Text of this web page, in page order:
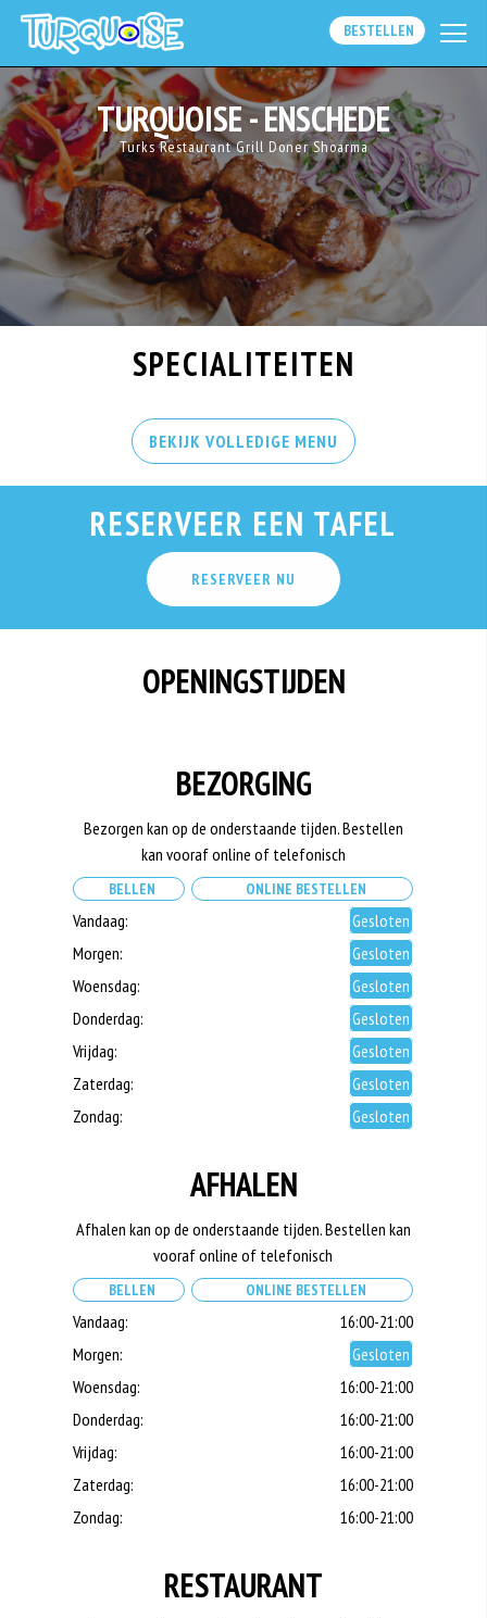
BESTELLEN
TURQUOISE - ENSCHEDE
Turks Restaurant Grill Doner Shoarma
SPECIALITEITEN
BEKIJK VOLLEDIGE MENU
RESERVEER EEN TAFEL
RESERVEER NU
OPENINGSTIJDEN
BEZORGING
Bezorgen kan op de onderstaande tijden. Bestellen
kan vooraf online of telefonisch
BELLEN ONLINE BESTELLEN
Vandaag:
Gesloten
Morgen:
Gesloten
Woensdag:
Gesloten
Donderdag:
Gesloten
Vrijdag:
Gesloten
Zaterdag:
Gesloten
Zondag:
Gesloten
AFHALEN
Afhalen kan op de onderstaande tijden. Bestellen kan
vooraf online of telefonisch
BELLEN ONLINE BESTELLEN
Vandaag:
16:00-21:00
Morgen:
Gesloten
Woensdag:
16:00-21:00
Donderdag:
16:00-21:00
Vrijdag:
16:00-21:00
Zaterdag:
16:00-21:00
Zondag:
16:00-21:00
RESTAURANT